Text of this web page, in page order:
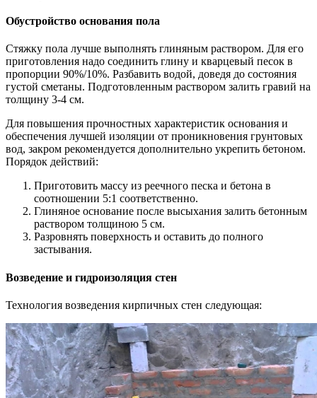
Обустройство основания пола
Стяжку пола лучше выполнять глиняным раствором. Для его
приготовления надо соединить глину и кварцевый песок в
пропорции 90%/10%. Разбавить водой, доведя до состояния
густой сметаны. Подготовленным раствором залить гравий на
толщину 3-4 см.
Для повышения прочностных характеристик основания и
обеспечения лучшей изоляции от проникновения грунтовых
вод, закром рекомендуется дополнительно укрепить бетоном.
Порядок действий:
Приготовить массу из реечного песка и бетона в
соотношении 5:1 соответственно.
Глиняное основание после высыхания залить бетонным
раствором толщиною 5 см.
Разровнять поверхность и оставить до полного
застывания.
Возведение и гидроизоляция стен
Технология возведения кирпичных стен следующая: